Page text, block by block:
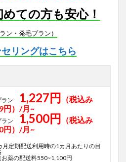
ての方も安心！
ン・発毛プラン）
リングはこちら
ラン 1,227円 （税込み
円）/月~
ラン 1,500円 （税込み
円）/月~
定期配送利用時の1カ月あたりの目
薬の配送料550~1,100円